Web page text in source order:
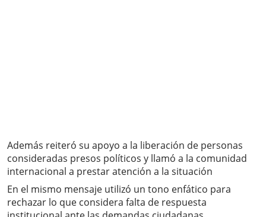
Además reiteró su apoyo a la liberación de personas
consideradas presos políticos y llamó a la comunidad
internacional a prestar atención a la situación
En el mismo mensaje utilizó un tono enfático para
rechazar lo que considera falta de respuesta